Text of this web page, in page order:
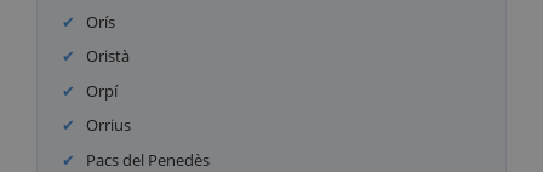
Orís
Oristà
Orpí
Orrius
Pacs del Penedès